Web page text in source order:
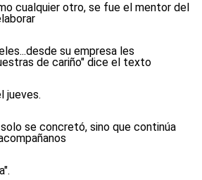
cualquier otro, se fue el mentor del
su empresa les
de cariño" dice el texto
jueves.
se concretó, sino que continúa